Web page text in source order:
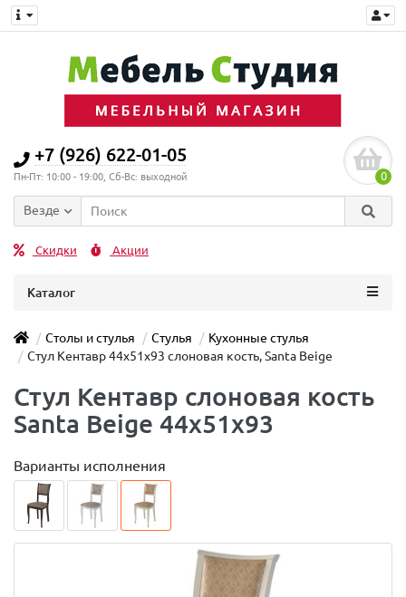
+7 (926) 622-01-05
Пн-Пт: 10:00 - 19:00, Сб-Вс: выходной 0
Везде
Скидки Акции
Каталог
Столы и стулья Стулья
Кухонные стулья
Стул Кентавр 44х51х93 слоновая кость, Santa Beige
Стул Кентавр слоновая кость
Santa Beige 44х51х93
Варианты исполнения